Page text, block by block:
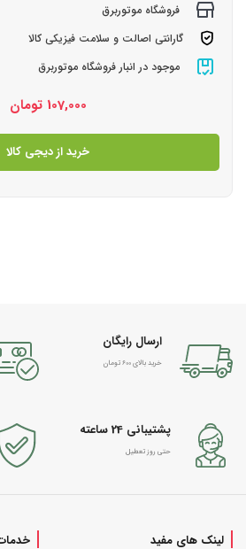
فروشگاه موتوربرق
گارانتی اصالت و سلامت فیزیکی کالا
موجود در انبار فروشگاه موتوربرق
107,000 تومان
خرید از دیجی کالا
ارسال رایگان
خرید بالای 600 تومان
پشتیبانی 24 ساعته
حتی روز تعطیل
لینک های مفید